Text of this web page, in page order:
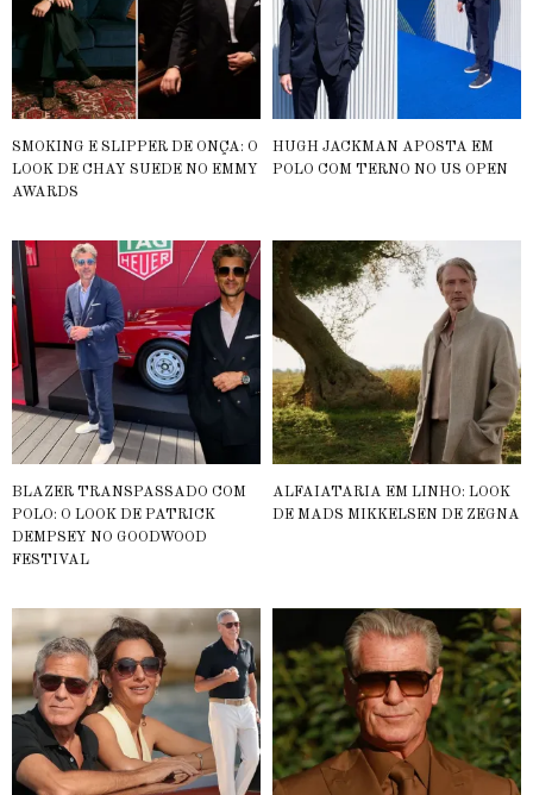
SMOKING E SLIPPER DE ONÇA: O
LOOK DE CHAY SUEDE NO EMMY
AWARDS
HUGH JACKMAN APOSTA EM
POLO COM TERNO NO US OPEN
BLAZER TRANSPASSADO COM
POLO: O LOOK DE PATRICK
DEMPSEY NO GOODWOOD
FESTIVAL
ALFAIATARIA EM LINHO: LOOK
DE MADS MIKKELSEN DE ZEGNA